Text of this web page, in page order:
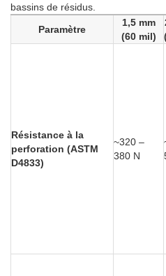
bassins de résidus.
Paramètre
1,5 mm
(60 mil)
Résistance à la
perforation (ASTM
D4833)
~320 –
380 N